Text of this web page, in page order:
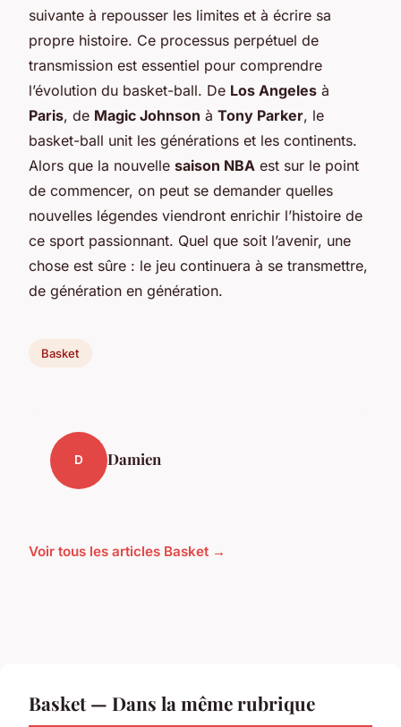
suivante à repousser les limites et à écrire sa
propre histoire. Ce processus perpétuel de
transmission est essentiel pour comprendre
l’évolution du basket-ball. De Los Angeles à
Paris, de Magic Johnson à Tony Parker, le
basket-ball unit les générations et les continents.
Alors que la nouvelle saison NBA est sur le point
de commencer, on peut se demander quelles
nouvelles légendes viendront enrichir l’histoire de
ce sport passionnant. Quel que soit l’avenir, une
chose est sûre : le jeu continuera à se transmettre,
de génération en génération.
Basket
D Damien
Voir tous les articles Basket →
Basket — Dans la même rubrique